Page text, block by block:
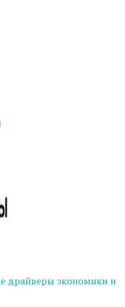
драйверы экономики и